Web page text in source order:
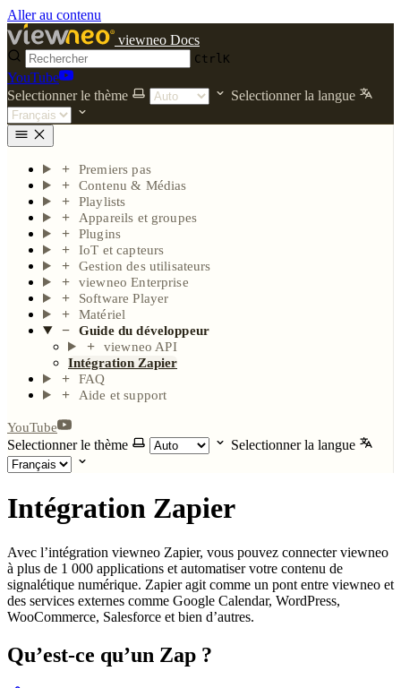
Aller au contenu
viewneo Docs
CtrlK
YouTube
Selectionner le thème
Selectionner la langue
Premiers pas
Contenu & Médias
Playlists
Appareils et groupes
Plugins
IoT et capteurs
Gestion des utilisateurs
viewneo Enterprise
Software Player
Matériel
Guide du développeur
viewneo API
Intégration Zapier
FAQ
Aide et support
YouTube
Selectionner le thème Selectionner la langue
Intégration Zapier
Avec l’intégration viewneo Zapier, vous pouvez connecter viewneo
à plus de 1 000 applications et automatiser votre contenu de
signalétique numérique. Zapier agit comme un pont entre viewneo et
des services externes comme Google Calendar, WordPress,
WooCommerce, Salesforce et bien d’autres.
Qu’est-ce qu’un Zap ?